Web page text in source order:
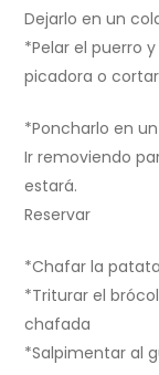
Dejarlo en un
*Pelar el puerro
picadora o
*Poncharlo en
Ir removiendo
estará.
Reservar
*Chafar la
*Triturar el
chafada
*Salpimentar al